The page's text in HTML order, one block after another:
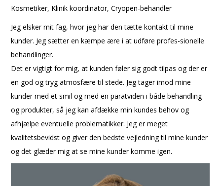
Kosmetiker, Klinik koordinator, Cryopen-behandler
Jeg elsker mit fag, hvor jeg har den tætte kontakt til mine
kunder. Jeg sætter en kæmpe ære i at udføre profes-sionelle
behandlinger.
Det er vigtigt for mig, at kunden føler sig godt tilpas og der er
en god og tryg atmosfære til stede. Jeg tager imod mine
kunder med et smil og med en paratviden i både behandling
og produkter, så jeg kan afdække min kundes behov og
afhjælpe eventuelle problematikker. Jeg er meget
kvalitetsbevidst og giver den bedste vejledning til mine kunder
og det glæder mig at se mine kunder komme igen.